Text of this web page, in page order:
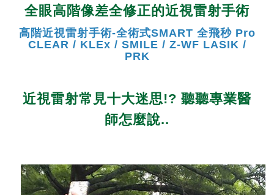
全眼高階像差全修正的近視雷射手術
高階近視雷射手術-全術式SMART 全飛秒 Pro
CLEAR / KLEx / SMILE / Z-WF LASIK /
PRK
近視雷射常見十大迷思!? 聽聽專業醫
師怎麼說..